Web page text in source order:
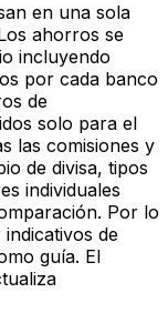
en una sola
ahorros se
incluyendo
por cada banco
de
solo para el
las comisiones y
de divisa, tipos
individuales
Por lo
de
guía. El